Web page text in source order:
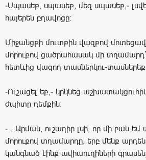
-Սպասեք, սպասեք, մեզ սպասեք,-
հայերեն բղավոցը:
Միջանցքի մուտքին վազքով մոտեցավ
մորուքով ցածրահասակ մի
հետևից վազող տասներկու-
-Ուշացել եք,- կրկնեց
ժպիտը դեմքին:
-…Արման, ուշադիր լսի, որ մի բան եմ
մորուքով տղամարդը, երբ մենք արդեն
կանգնած էինք ավիաուղիների